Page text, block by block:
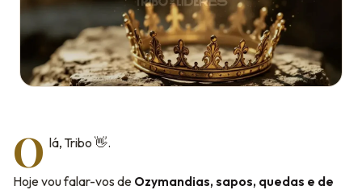
O lá, Tribo 👋.
Hoje vou falar-vos de Ozymandias, sapos, quedas e de